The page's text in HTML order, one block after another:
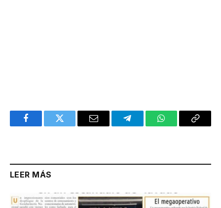
FacebookTwitter Email TelegramWhatsAppCopy
LEER MÁS